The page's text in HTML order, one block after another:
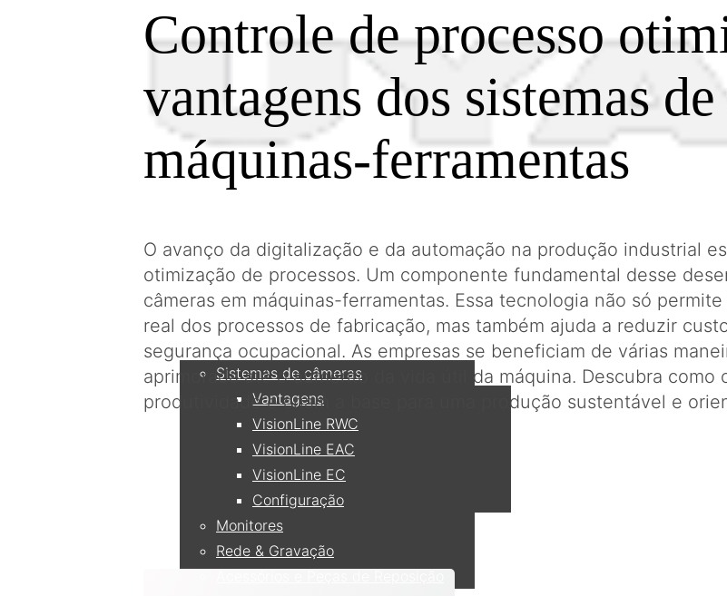
Produtos
Sistemas de câmeras
Vantagens
VisionLine RWC
VisionLine EAC
VisionLine EC
Configuração
Monitores
Rede & Gravação
Controle de processo
vantagens dos sistemas
máquinas-ferramentas
O avanço da digitalização e da automação na produção industrial
otimização de processos. Um componente fundamental desse
câmeras em máquinas-ferramentas. Essa tecnologia não só
real dos processos de fabricação, mas também ajuda a reduzir
segurança ocupacional. As empresas se beneficiam de várias
aprimorada até o aumento da vida útil da máquina. Descubra como
produtividade e criam a base para uma produção sustentável e